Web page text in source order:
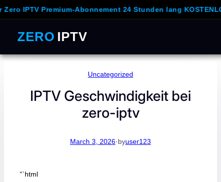
Premium-Abonnement 24 Stunden lang KOSTENLOS
ZERO IPTV
Uncategorized
IPTV Geschwindigkeit bei
zero-iptv
March 3, 2026·byuser123
“`html